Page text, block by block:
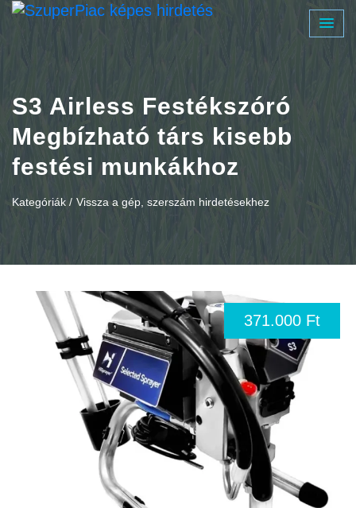
S3 Airless Festékszóró
Megbízható társ kisebb
festési munkákhoz
Kategóriák / Vissza a gép, szerszám hirdetésekhez
371.000 Ft